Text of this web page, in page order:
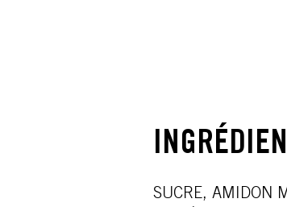
SUCRE, AMIDON